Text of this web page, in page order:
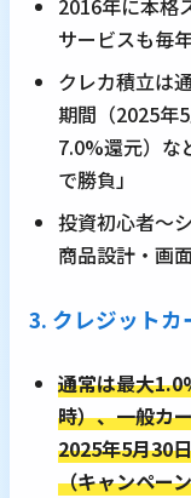
2016年に本格
サービスも毎
クレカ積立は
期間（2025年
7.0%還元）な
で勝負」
投資初心者～
商品設計・画
3. クレジット
通常は最大
時）、一般カ
2025年5月30
（キャンペー